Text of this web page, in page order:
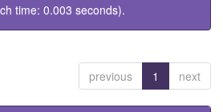
time: 0.003 seconds).
previous 1 next